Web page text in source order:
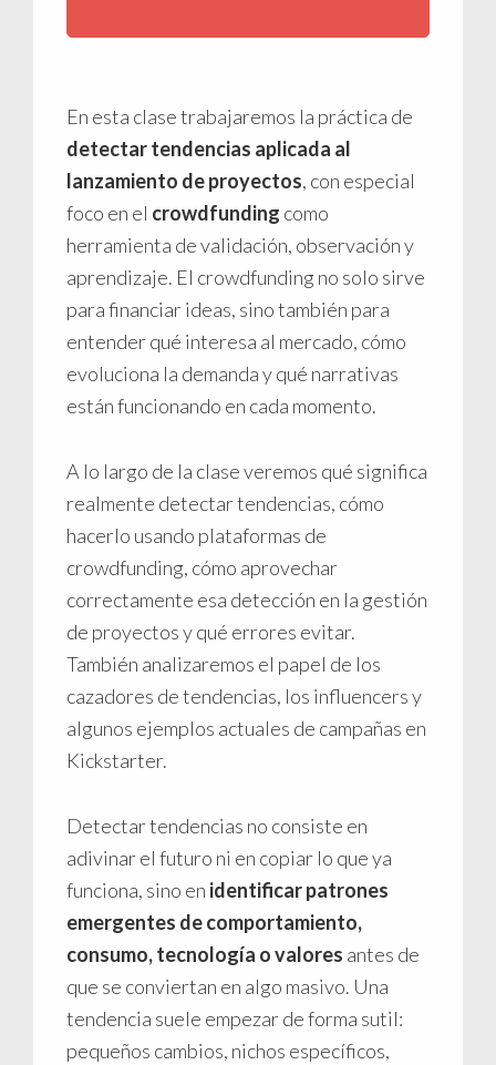
En esta clase trabajaremos la práctica de
detectar tendencias aplicada al
lanzamiento de proyectos, con especial
foco en el crowdfunding como
herramienta de validación, observación y
aprendizaje. El crowdfunding no solo sirve
para financiar ideas, sino también para
entender qué interesa al mercado, cómo
evoluciona la demanda y qué narrativas
están funcionando en cada momento.
A lo largo de la clase veremos qué significa
realmente detectar tendencias, cómo
hacerlo usando plataformas de
crowdfunding, cómo aprovechar
correctamente esa detección en la gestión
de proyectos y qué errores evitar.
También analizaremos el papel de los
cazadores de tendencias, los influencers y
algunos ejemplos actuales de campañas en
Kickstarter.
Detectar tendencias no consiste en
adivinar el futuro ni en copiar lo que ya
funciona, sino en identificar patrones
emergentes de comportamiento,
consumo, tecnología o valores antes de
que se conviertan en algo masivo. Una
tendencia suele empezar de forma sutil:
pequeños cambios, nichos específicos,